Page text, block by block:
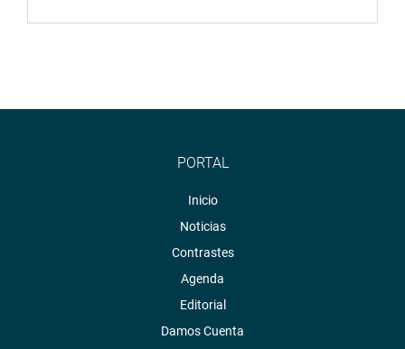
PORTAL
Inicio
Noticias
Contrastes
Agenda
Editorial
Damos Cuenta